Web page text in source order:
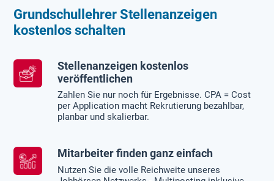
Grundschullehrer Stellenanzeigen
kostenlos schalten
Stellenanzeigen kostenlos
veröffentlichen
Zahlen Sie nur noch für Ergebnisse. CPA = Cost
per Application macht Rekrutierung bezahlbar,
planbar und skalierbar.
Mitarbeiter finden ganz einfach
Nutzen Sie die volle Reichweite unseres